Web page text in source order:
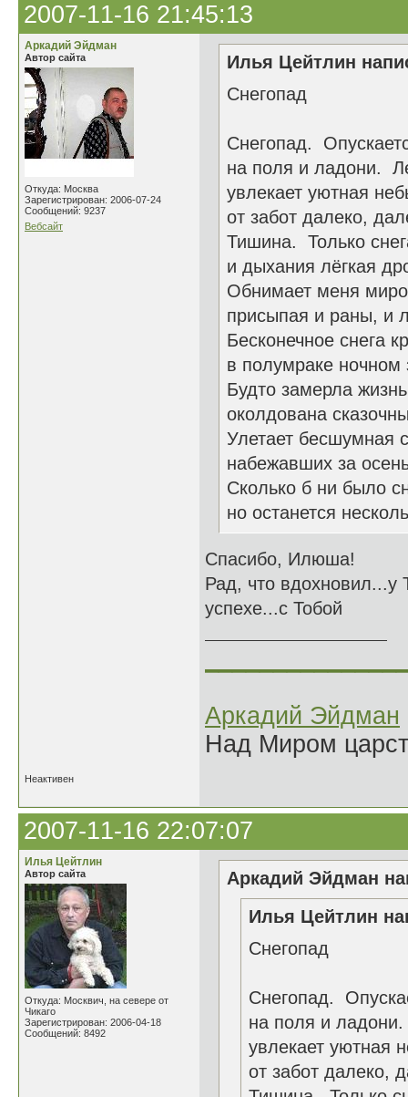
2007-11-16 21:45:13
Аркадий Эйдман
Автор сайта
Откуда: Москва
Зарегистрирован: 2006-07-24
Сообщений: 9237
Вебсайт
Илья Цейтлин
Снегопад
Снегопад.
на поля и ладони.
увлекает уютная
от забот далеко,
Тишина. Только
и дыхания лёгкая
Обнимает меня
присыпая и раны, и
Бесконечное снега
в полумраке ночном
Будто замерла
околдована
Улетает бесшумная
набежавших за
Сколько б ни было
но останется
Спасибо, Илюша!
Рад, что вдохновил...у
успехе...с Тобой
Аркадий Эйдман
Над Миром
Неактивен
2007-11-16 22:07:07
Илья Цейтлин
Автор сайта
Откуда: Москвич, на севере от
Чикаго
Зарегистрирован: 2006-04-18
Сообщений: 8492
Аркадий Эйдман
Илья Цейтлин
Снегопад
Снегопад.
на поля и
увлекает уютная
от забот далеко,